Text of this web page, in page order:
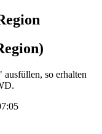
so erhalten